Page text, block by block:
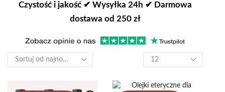
Czystość i jakość ✔ Wysyłka 24h ✔ Darmowa
dostawa od 250 zł
Produkty
na